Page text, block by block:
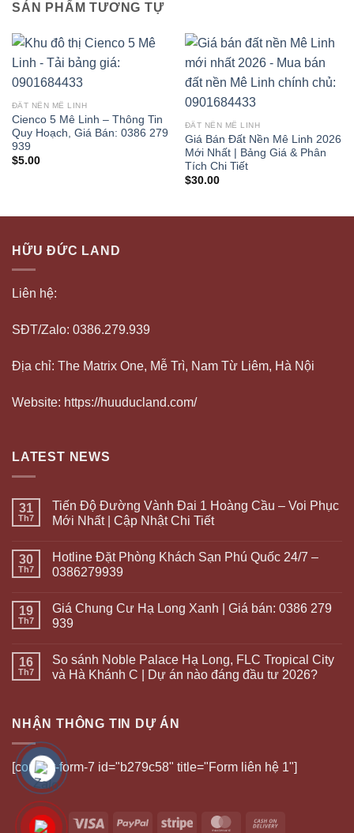
SẢN PHẨM TƯƠNG TỰ
ĐẤT NỀN MÊ LINH
Cienco 5 Mê Linh – Thông Tin
Quy Hoạch, Giá Bán: 0386 279
939
$5.00
ĐẤT NỀN MÊ LINH
Giá Bán Đất Nền Mê Linh 2026
Mới Nhất | Bảng Giá & Phân
Tích Chi Tiết
$30.00
HỮU ĐỨC LAND
Liên hệ:
SĐT/Zalo: 0386.279.939
Địa chỉ: The Matrix One, Mễ Trì, Nam Từ Liêm, Hà Nội
Website: https://huuducland.com/
LATEST NEWS
31
Th7
Tiến Độ Đường Vành Đai 1 Hoàng Cầu – Voi Phục
Mới Nhất | Cập Nhật Chi Tiết
30
Th7
Hotline Đặt Phòng Khách Sạn Phú Quốc 24/7 –
0386279939
19
Th7
Giá Chung Cư Hạ Long Xanh | Giá bán: 0386 279
939
16
Th7
So sánh Noble Palace Hạ Long, FLC Tropical City
và Hà Khánh C | Dự án nào đáng đầu tư 2026?
NHẬN THÔNG TIN DỰ ÁN
[contact-form-7 id="b279c58" title="Form liên hệ 1"]